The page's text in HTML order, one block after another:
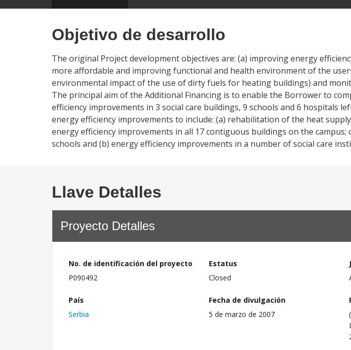
Objetivo de desarrollo
The original Project development objectives are: (a) improving energy
more affordable and improving functional and health environment of the
environmental impact of the use of dirty fuels for heating buildings) and
The principal aim of the Additional Financing is to enable the Borrower to
efficiency improvements in 3 social care buildings, 9 schools and 6 hospitals
energy efficiency improvements to include: (a) rehabilitation of the heat
energy efficiency improvements in all 17 contiguous buildings on the
schools and (b) energy efficiency improvements in a number of social care
Llave Detalles
Proyecto Detalles
No. de identificación del proyecto
P090492
Estatus
Closed
País
Serbia
Fecha de divulgación
5 de marzo de 2007